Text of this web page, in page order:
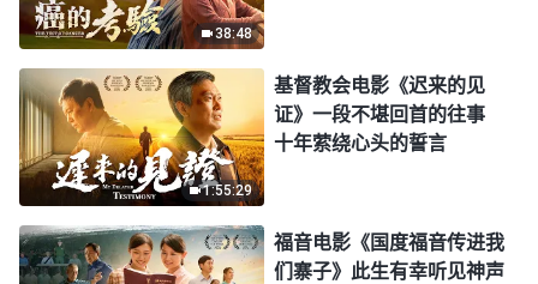
38:48
1:55:29
基督教会电影《迟来的见
证》一段不堪回首的往事
十年萦绕心头的誓言
福音电影《国度福音传进我
们寨子》此生有幸听见神声